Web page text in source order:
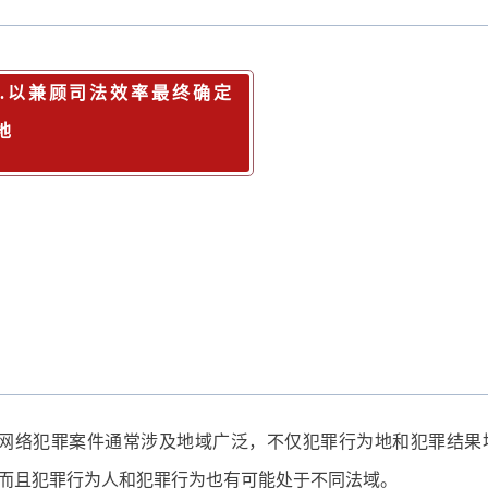
以兼顾司法效率最终确定
网络犯罪案件通常涉及地域广泛，不仅犯罪行为地和犯罪结果
且犯罪行为人和犯罪行为也有可能处于不同法域。